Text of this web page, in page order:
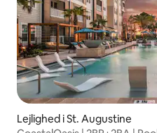
Lejlighed i St. Augustine